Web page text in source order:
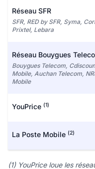
Réseau SFR
SFR, RED by SFR, Syma,
Prixtel, Lebara
Réseau Bouygues
Bouygues Telecom,
Mobile, Auchan Telecom,
Mobile
YouPrice (1)
La Poste Mobile (2)
(1) YouPrice loue les